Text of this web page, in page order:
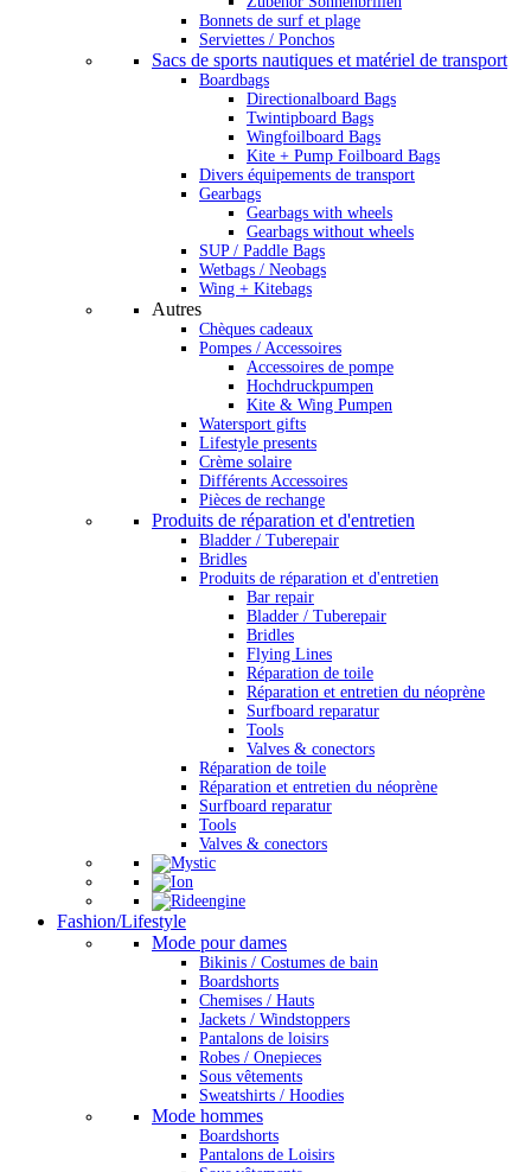
Bonnets de surf et plage
Serviettes / Ponchos
Sacs de sports nautiques et matériel de transport
Boardbags
Directionalboard Bags
Twintipboard Bags
Wingfoilboard Bags
Kite + Pump Foilboard Bags
Divers équipements de transport
Gearbags
Gearbags with wheels
Gearbags without wheels
SUP / Paddle Bags
Wetbags / Neobags
Wing + Kitebags
Autres
Chèques cadeaux
Pompes / Accessoires
Accessoires de pompe
Hochdruckpumpen
Kite & Wing Pumpen
Watersport gifts
Lifestyle presents
Crème solaire
Différents Accessoires
Pièces de rechange
Produits de réparation et d'entretien
Bladder / Tuberepair
Bridles
Produits de réparation et d'entretien
Bar repair
Bladder / Tuberepair
Bridles
Flying Lines
Réparation de toile
Réparation et entretien du néoprène
Surfboard reparatur
Tools
Valves & conectors
Réparation de toile
Réparation et entretien du néoprène
Surfboard reparatur
Tools
Valves & conectors
Fashion/Lifestyle
Mode pour dames
Bikinis / Costumes de bain
Boardshorts
Chemises / Hauts
Jackets / Windstoppers
Pantalons de loisirs
Robes / Onepieces
Sous vêtements
Sweatshirts / Hoodies
Mode hommes
Boardshorts
Pantalons de Loisirs